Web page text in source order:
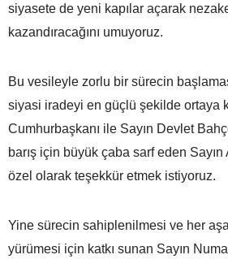
siyasete de yeni kapılar açarak
kazandıracağını umuyoruz.
Bu vesileyle zorlu bir sürecin
siyasi iradeyi en güçlü şekilde ortaya
Cumhurbaşkanı ile Sayın Devlet
barış için büyük çaba sarf eden
özel olarak teşekkür etmek istiyoruz.
Yine sürecin sahiplenilmesi ve her
yürümesi için katkı sunan Sayın